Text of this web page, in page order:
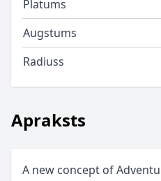
Apraksts
A new concept of
Platums
Augstums
Radiuss